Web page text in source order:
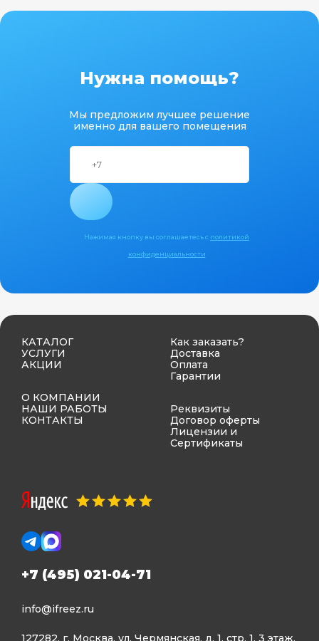
Нужна помощь?
Мы предложим лучшее решение
именно для вашего помещения
Нажимая кнопку вы соглашаетесь с политикой
конфиденциальности
КАТАЛОГ
УСЛУГИ
АКЦИИ
О КОМПАНИИ
НАШИ РАБОТЫ
КОНТАКТЫ
Как заказать?
Доставка
Оплата
Гарантии
Реквизиты
Договор оферты
Лицензии и
Сертификаты
+7 (495) 021-04-71
info@ifreez.ru
127282, г. Москва, ул. Чермянская, д. 1, стр. 1, 3 этаж,